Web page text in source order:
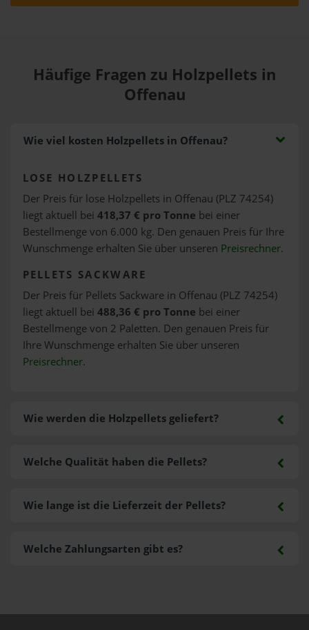
Häufige Fragen zu Holzpellets in
Offenau
Wie viel kosten Holzpellets in Offenau?
LOSE HOLZPELLETS
Der Preis für lose Holzpellets in Offenau (PLZ 74254)
liegt aktuell bei 418,37 € pro Tonne bei einer
Bestellmenge von 6.000 kg. Den genauen Preis für Ihre
Wunschmenge erhalten Sie über unseren Preisrechner.
PELLETS SACKWARE
Der Preis für Pellets Sackware in Offenau (PLZ 74254)
liegt aktuell bei 488,36 € pro Tonne bei einer
Bestellmenge von 2 Paletten. Den genauen Preis für
Ihre Wunschmenge erhalten Sie über unseren
Preisrechner.
Wie werden die Holzpellets geliefert?
Welche Zahlungsarten gibt es?
Welche Qualität haben die Pellets?
Wie lange ist die Lieferzeit der Pellets?